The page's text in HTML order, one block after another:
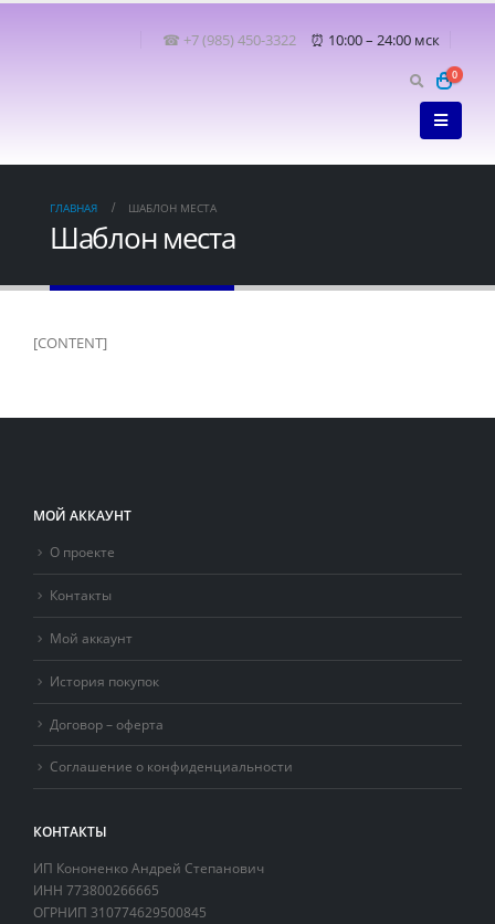
☎ +7 (985) 450-3322 ⏰ 10:00 – 24:00 мск
0
ГЛАВНАЯ ШАБЛОН МЕСТА
Шаблон места
[CONTENT]
МОЙ АККАУНТ
О проекте
Контакты
Мой аккаунт
История покупок
Договор – оферта
Соглашение о конфиденциальности
КОНТАКТЫ
ИП Кононенко Андрей Степанович
ИНН 773800266665
ОГРНИП 310774629500845